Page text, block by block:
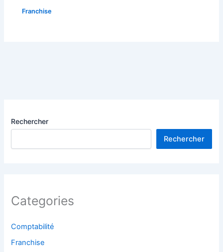
Franchise
Rechercher
Rechercher
Categories
Comptabilité
Franchise